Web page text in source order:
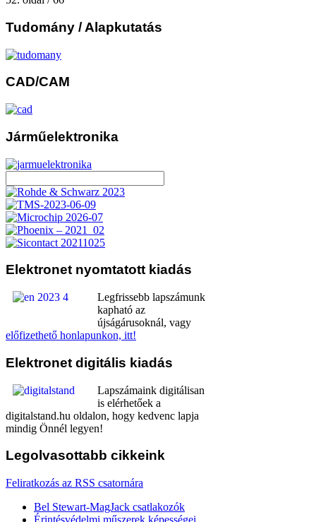
Tudomány / Alapkutatás
CAD/CAM
Járműelektronika
Elektronet nyomtatott kiadás
Legfrissebb lapszámunk
kapható az
újságárusoknál, vagy
előfizethető honlapunkon, itt!
Elektronet digitális kiadás
Lapszámaink digitálisan
is elérhetőek a
digitalstand.hu oldalon, hogy kedvenc lapja
mindig Önnél legyen!
Legolvasottabb cikkeink
Feliratkozás az RSS csatornára
Bel Stewart-MagJack csatlakozók
Érintésvédelmi műszerek képességei